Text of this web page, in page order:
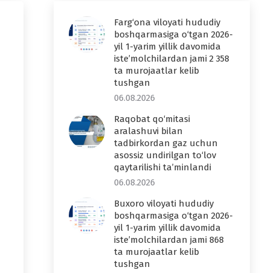
Farg‘ona viloyati hududiy
boshqarmasiga o‘tgan 2026-
yil 1-yarim yillik davomida
iste’molchilardan jami 2 358
ta murojaatlar kelib
tushgan
06.08.2026
Raqobat qo‘mitasi
aralashuvi bilan
tadbirkordan gaz uchun
asossiz undirilgan to‘lov
qaytarilishi ta’minlandi
06.08.2026
Buxoro viloyati hududiy
boshqarmasiga o‘tgan 2026-
yil 1-yarim yillik davomida
iste’molchilardan jami 868
ta murojaatlar kelib
tushgan